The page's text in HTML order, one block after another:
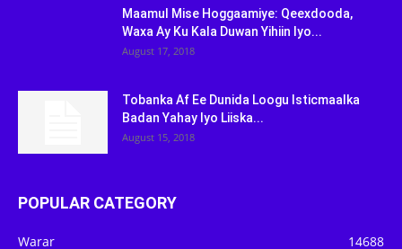
Maamul Mise Hoggaamiye: Qeexdooda,
Waxa Ay Ku Kala Duwan Yihiin Iyo...
August 17, 2018
Tobanka Af Ee Dunida Loogu Isticmaalka
Badan Yahay Iyo Liiska...
August 15, 2018
POPULAR CATEGORY
Warar 14688